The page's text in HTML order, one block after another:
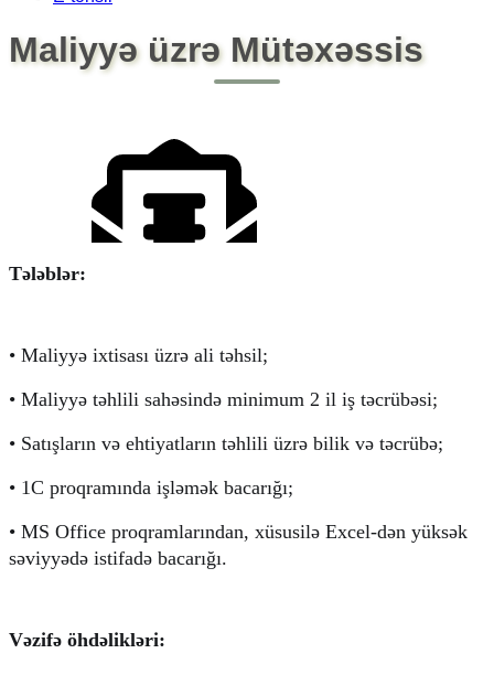
Maliyyə üzrə Mütəxəssis
Tələblər:
• Maliyyə ixtisası üzrə ali təhsil;
• Maliyyə təhlili sahəsində minimum 2 il iş təcrübəsi;
• Satışların və ehtiyatların təhlili üzrə bilik və təcrübə;
• 1C proqramında işləmək bacarığı;
• MS Office proqramlarından, xüsusilə Excel-dən yüksək
səviyyədə istifadə bacarığı.
Vəzifə öhdəlikləri: